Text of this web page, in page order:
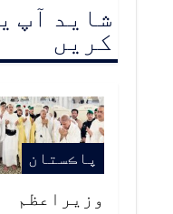
شاید آپ
کریں
پاڪستان
وزيراعظم